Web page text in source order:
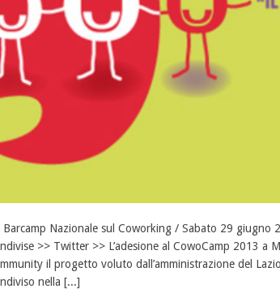
Barcamp Nazionale sul Coworking / Sabato 29
>> Twitter >> L’adesione al CowoCamp 2013 a
il progetto voluto dall’amministrazione del
nella [...]